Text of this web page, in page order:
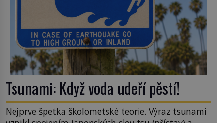
Tsunami: Když voda udeří pěstí!
Nejprve špetka školometské teorie. Výraz tsunami